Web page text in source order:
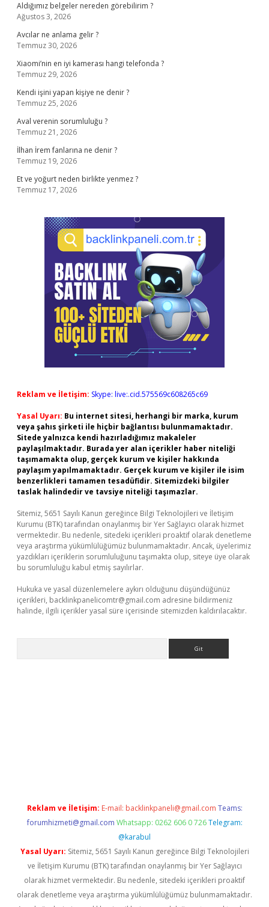
Aldığımız belgeler nereden görebilirim ?
Ağustos 3, 2026
Avcılar ne anlama gelir ?
Temmuz 30, 2026
Xiaomi’nin en iyi kamerası hangi telefonda ?
Temmuz 29, 2026
Kendi işini yapan kişiye ne denir ?
Temmuz 25, 2026
Aval verenin sorumluluğu ?
Temmuz 21, 2026
İlhan İrem fanlarına ne denir ?
Temmuz 19, 2026
Et ve yoğurt neden birlikte yenmez ?
Temmuz 17, 2026
Reklam ve İletişim: Skype: live:.cid.575569c608265c69
Yasal Uyarı: Bu internet sitesi, herhangi bir marka, kurum
veya şahıs şirketi ile hiçbir bağlantısı bulunmamaktadır.
Sitede yalnızca kendi hazırladığımız makaleler
paylaşılmaktadır. Burada yer alan içerikler haber niteliği
taşımamakta olup, gerçek kurum ve kişiler hakkında
paylaşım yapılmamaktadır. Gerçek kurum ve kişiler ile isim
benzerlikleri tamamen tesadüfidir. Sitemizdeki bilgiler
taslak halindedir ve tavsiye niteliği taşımazlar.
Sitemiz, 5651 Sayılı Kanun gereğince Bilgi Teknolojileri ve İletişim
Kurumu (BTK) tarafından onaylanmış bir Yer Sağlayıcı olarak hizmet
vermektedir. Bu nedenle, sitedeki içerikleri proaktif olarak denetleme
veya araştırma yükümlülüğümüz bulunmamaktadır. Ancak, üyelerimiz
yazdıkları içeriklerin sorumluluğunu taşımakta olup, siteye üye olarak
bu sorumluluğu kabul etmiş sayılırlar.
Hukuka ve yasal düzenlemelere aykırı olduğunu düşündüğünüz
içerikleri, backlinkpanelicomtr@gmail.com adresine bildirmeniz
halinde, ilgili içerikler yasal süre içerisinde sitemizden kaldırılacaktır.
Reklam ve İletişim: E-mail: backlinkpaneli@gmail.com Teams:
forumhizmeti@gmail.com Whatsapp: 0262 606 0 726 Telegram:
@karabul
Yasal Uyarı: Sitemiz, 5651 Sayılı Kanun gereğince Bilgi Teknolojileri
ve İletişim Kurumu (BTK) tarafından onaylanmış bir Yer Sağlayıcı
olarak hizmet vermektedir. Bu nedenle, sitedeki içerikleri proaktif
olarak denetleme veya araştırma yükümlülüğümüz bulunmamaktadır.